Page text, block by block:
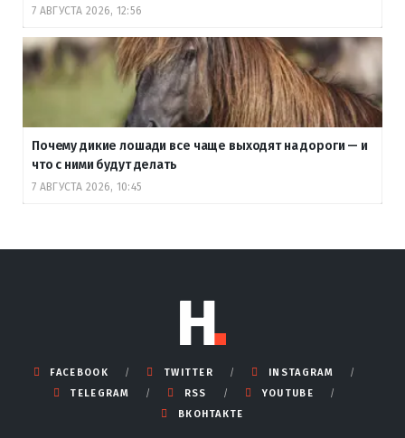
7 АВГУСТА 2026, 12:56
Почему дикие лошади все чаще выходят на дороги — и
что с ними будут делать
7 АВГУСТА 2026, 10:45
FACEBOOK TWITTER
INSTAGRAM
TELEGRAM
RSS
YOUTUBE
ВКОНТАКТЕ